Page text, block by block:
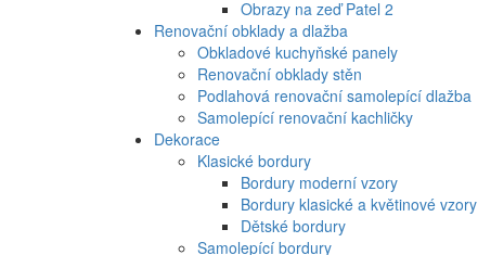
Obrazy na zeď Patel 2
Renovační obklady a dlažba
Obkladové kuchyňské panely
Renovační obklady stěn
Podlahová renovační samolepící dlažba
Samolepící renovační kachličky
Dekorace
Klasické bordury
Bordury moderní vzory
Bordury klasické a květinové vzory
Dětské bordury
Samolepící bordury